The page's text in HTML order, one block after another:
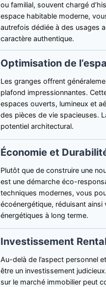
ou familial, souvent chargé
espace habitable moderne,
autrefois dédiée à des usages
caractère authentique.
Optimisation de
Les granges offrent
plafond impressionnantes.
espaces ouverts, lumineux et
des pièces de vie spacieuses.
potentiel architectural.
Économie et
Plutôt que de construire une
est une démarche éco-
techniques modernes, vous
écoénergétique, réduisant
énergétiques à long terme.
Investissement
Au-delà de l’aspect personnel
être un investissement
sur le marché immobilier peut